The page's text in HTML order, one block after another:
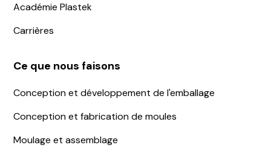
Académie Plastek
Carrières
Ce que nous faisons
Conception et développement de l'emballage
Conception et fabrication de moules
Moulage et assemblage